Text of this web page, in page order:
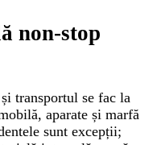
non-stop
transportul se fac la
aparate și marfă
sunt excepții;